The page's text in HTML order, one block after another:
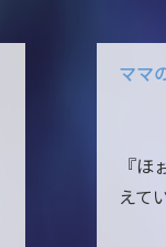
ママ
『
えて